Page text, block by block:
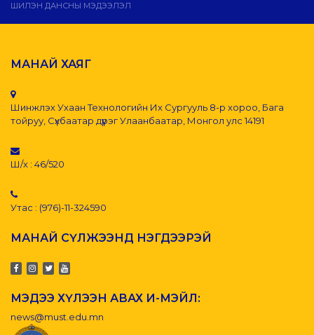
ШИЛЭН ДАНСНЫ МЭДЭЭЛЭЛ
МАНАЙ ХАЯГ
Шинжлэх Ухаан Технологийн Их Сургууль 8-р хороо, Бага
тойруу, Сүхбаатар дүүрэг Улаанбаатар, Монгол улс 14191
Ш/х : 46/520
Утас : (976)-11-324590
МАНАЙ СҮЛЖЭЭНД НЭГДЭЭРЭЙ
МЭДЭЭ ХҮЛЭЭН АВАХ И-МЭЙЛ:
news@must.edu.mn